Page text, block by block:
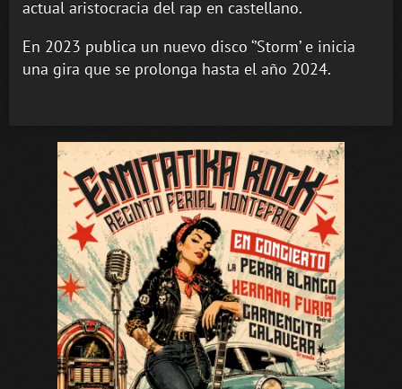
actual aristocracia del rap en castellano.
En 2023 publica un nuevo disco ‘’Storm’ e inicia
una gira que se prolonga hasta el año 2024.